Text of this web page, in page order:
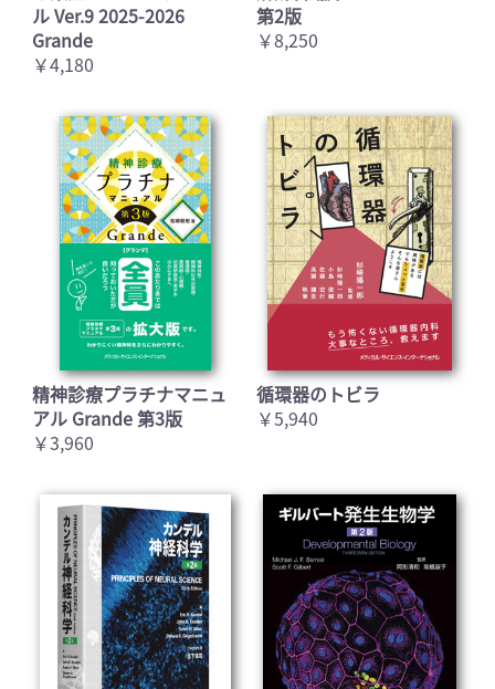
ル Ver.9 2025-2026
Grande
￥4,180
第2版
￥8,250
精神診療プラチナマニュ
アル Grande 第3版
￥3,960
循環器のトビラ
￥5,940